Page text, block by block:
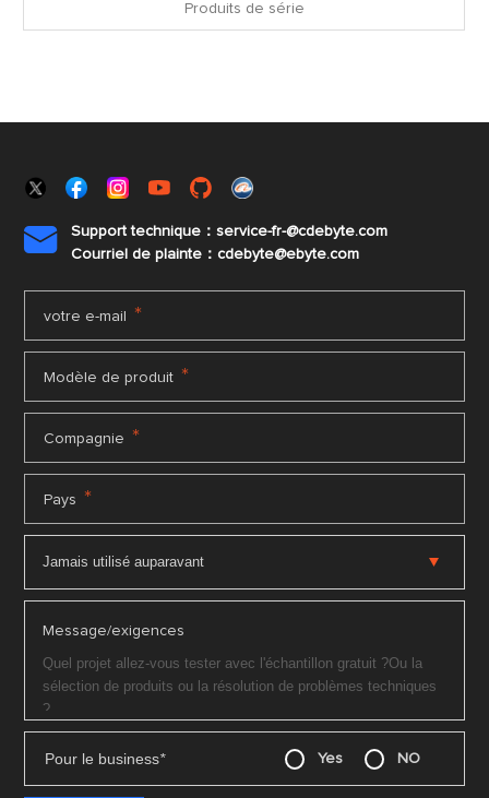
Produits de série

Support technique：service-fr-@cdebyte.com
Courriel de plainte：cdebyte@ebyte.com
votre e-mail *
Modèle de produit *
Compagnie *
Pays *
Message/exigences
Pour le business* Yes NO